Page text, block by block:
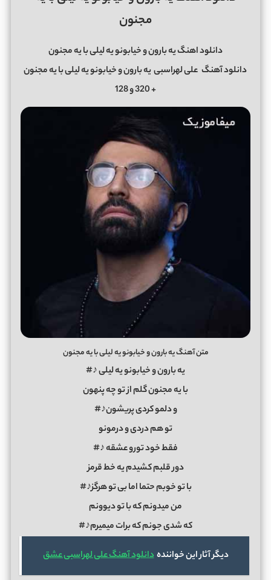
مجنون
دانلود اهنگ یه بارون و خیابونو یه لیلی با یه مجنون
دانلود آهنگ علی لهراسبییه بارون و خیابونو یه لیلی با یه مجنون
+ 320 و 128
متن آهنگ یه بارون و خیابونو یه لیلی با یه مجنون
یه بارون و خیابونو یه لیلی ♪#
با یه مجنون گلم از تو چه پنهون
و دلمو کردی پریشون♪#
تو هم دردی و درمونو
فقط خود تورو عشقه ♪#
دور قلبم کشیدم یه خط قرمز
با تو خوبم حتما اما بی تو هرگز♪#
من میدونم که با تو دیوونم
که شدی جونم که برات میمیرم♪#
دیگر آثار این خوانندهدانلود آهنگ علی لهراسبی عشق